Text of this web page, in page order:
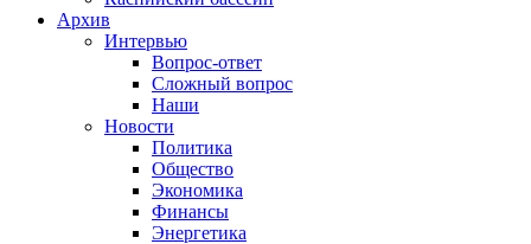
Архив
Интервью
Вопрос-ответ
Сложный вопрос
Наши
Новости
Политика
Общество
Экономика
Финансы
Энергетика